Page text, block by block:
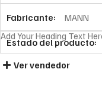
Fabricante: MANN
Estado del producto:
Add Your Heading Text
Ver vendedor